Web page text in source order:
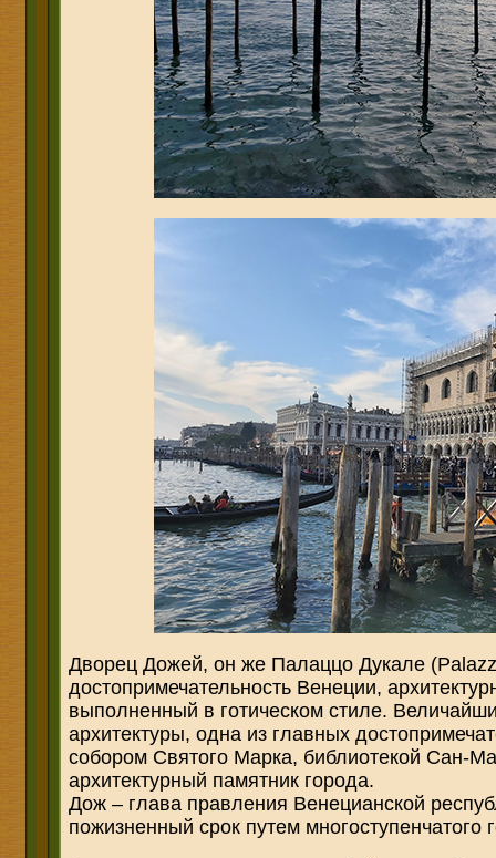
Дворец Дожей, он же Палаццо Дукале
достопримечательность Венеции,
выполненный в готическом стиле.
архитектуры, одна из главных
собором Святого Марка, библиотекой Сан-
архитектурный памятник города.
Дож – глава правления Венецианской
пожизненный срок путем многоступенчатого